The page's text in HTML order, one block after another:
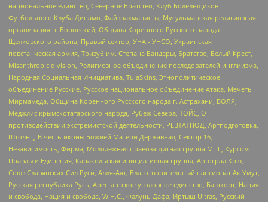
национальное единство, Северное Братство, Клуб Болельщиков
Футбольного Клуба Динамо, Файзрахманисты, Мусульманская религиозная
организация п. Боровский, Община Коренного Русского народа
Щелковского района, Правый сектор, УНА - УНСО, Украинская
повстанческая армия, Тризуб им. Степана Бандеры, Братство, Белый Крест,
Misanthropic division, Религиозное объединение последователей инглиизма,
Народная Социальная Инициатива, TulaSkins, Этнополитическое
объединение Русские, Русское национальное объединение Атака, Мечеть
Мирмамеда, Община Коренного Русского народа г. Астрахани, ВОЛЯ,
Меджлис крымскотатарского народа, Рубеж Севера, ТОЙС, О
противодействии экстремистской деятельности, РЕВТАТПОД, Артподготовка,
Штольц, В честь иконы Божией Матери Державная, Сектор 16,
Независимость, Фирма, Молодежная правозащитная группа МПГ, Курсом
Правды и Единения, Каракольская инициативная группа, Автоград Крю,
Союз Славянских Сил Руси, Алля-Аят, Благотворительный пансионат Ак Умут,
Русская республика Русь, Арестантское уголовное единство, Башкорт, Нация
и свобода, Нация и свобода, W.H.С., Фалунь Дафа, Иртыш Ultras, Русский